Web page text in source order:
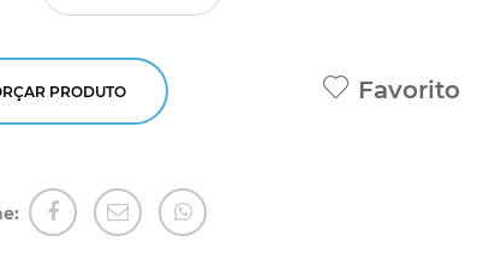
PRODUTO Favorito